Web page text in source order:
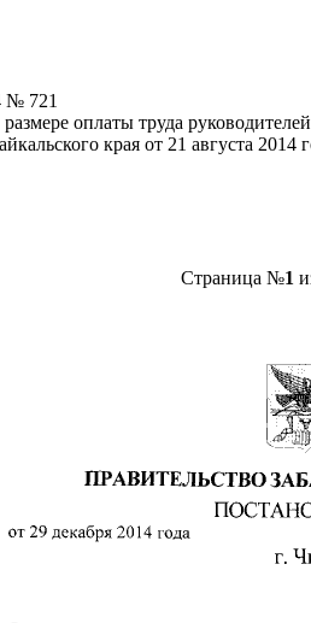
№ 721
оплаты труда
края от 21 августа 2014
Страница №1